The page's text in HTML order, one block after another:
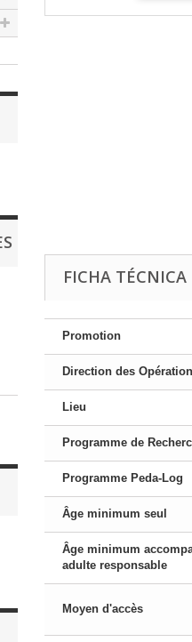
FICHA TÉCNICA
Promotion
Direction des
Lieu
Programme de
Programme Peda-Log
Âge minimum seul
Âge minimum
adulte responsable
Moyen d'accès